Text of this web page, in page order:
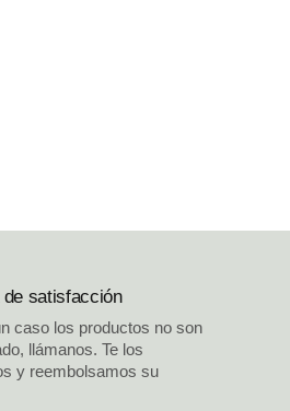
satisfacción
caso los productos no son
llámanos. Te los
y reembolsamos su